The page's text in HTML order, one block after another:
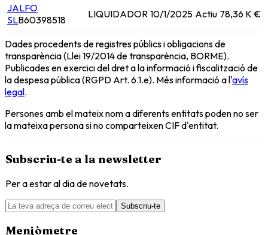
JALFO
SLB60398518 LIQUIDADOR 10/1/2025 Actiu 78,36 K €
Dades procedents de registres públics i obligacions de
transparència (Llei 19/2014 de transparència, BORME).
Publicades en exercici del dret a la informació i fiscalització de
la despesa pública (RGPD Art. 6.1.e). Més informació a l'avís
legal.
Persones amb el mateix nom a diferents entitats poden no ser
la mateixa persona si no comparteixen CIF d'entitat.
Subscriu-te a la newsletter
Per a estar al dia de novetats.
Subscriu-te
Menjòmetre